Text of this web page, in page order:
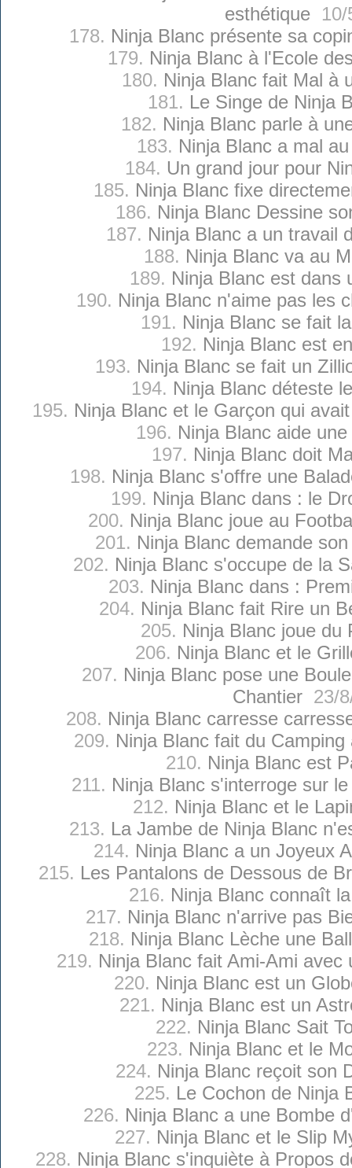
esthétique 10/
178. Ninja Blanc présente sa
179. Ninja Blanc à l'Ecole
180. Ninja Blanc fait Mal à
181. Le Singe de Ninja
182. Ninja Blanc parle à
183. Ninja Blanc a mal
184. Un grand jour pour
185. Ninja Blanc fixe
186. Ninja Blanc Dessine
187. Ninja Blanc a un travail
188. Ninja Blanc va au
189. Ninja Blanc est dans
190. Ninja Blanc n'aime pas les
191. Ninja Blanc se fait
192. Ninja Blanc est
193. Ninja Blanc se fait un
194. Ninja Blanc déteste
195. Ninja Blanc et le Garçon qui
196. Ninja Blanc aide
197. Ninja Blanc doit
198. Ninja Blanc s'offre une
199. Ninja Blanc dans : le
200. Ninja Blanc joue au
201. Ninja Blanc demande
202. Ninja Blanc s'occupe de la
203. Ninja Blanc dans :
204. Ninja Blanc fait Rire un
205. Ninja Blanc joue du
206. Ninja Blanc et le
207. Ninja Blanc pose une
Chantier 23/
208. Ninja Blanc carresse
209. Ninja Blanc fait du Camping
210. Ninja Blanc est
211. Ninja Blanc s'interroge sur
212. Ninja Blanc et le
213. La Jambe de Ninja Blanc
214. Ninja Blanc a un Joyeux
215. Les Pantalons de Dessous de
216. Ninja Blanc connaît
217. Ninja Blanc n'arrive pas
218. Ninja Blanc Lèche une
219. Ninja Blanc fait Ami-Ami avec
220. Ninja Blanc est un
221. Ninja Blanc est un
222. Ninja Blanc Sait
223. Ninja Blanc et le
224. Ninja Blanc reçoit son
225. Le Cochon de Ninja
226. Ninja Blanc a une Bombe
227. Ninja Blanc et le Slip
228. Ninja Blanc s'inquiète à Propos